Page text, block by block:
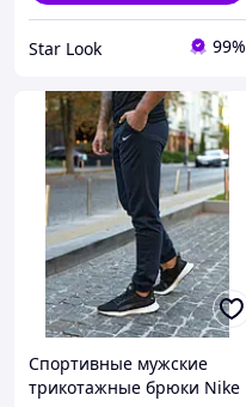
Star Look 99%
Спортивные мужские
трикотажные брюки Nike